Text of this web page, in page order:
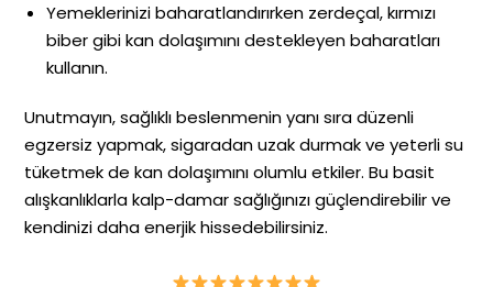
Yemeklerinizi baharatlandırırken zerdeçal, kırmızı
biber gibi kan dolaşımını destekleyen baharatları
kullanın.
Unutmayın, sağlıklı beslenmenin yanı sıra düzenli
egzersiz yapmak, sigaradan uzak durmak ve yeterli su
tüketmek de kan dolaşımını olumlu etkiler. Bu basit
alışkanlıklarla kalp-damar sağlığınızı güçlendirebilir ve
kendinizi daha enerjik hissedebilirsiniz.